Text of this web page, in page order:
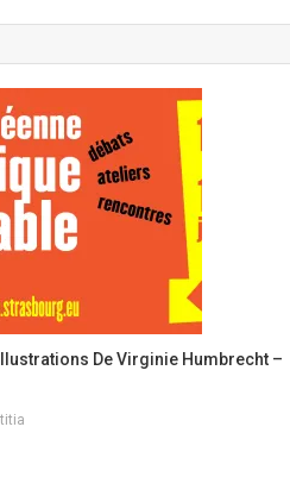
De Virginie Humbrecht –